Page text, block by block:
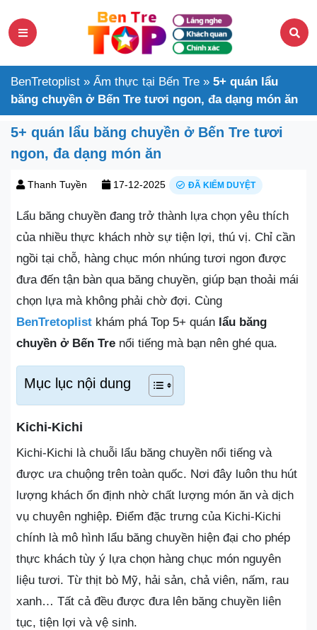
BenTretoplist » Ẩm thực tại Bến Tre » 5+ quán lẩu
băng chuyền ở Bến Tre tươi ngon, đa dạng món ăn
5+ quán lẩu băng chuyền ở Bến Tre tươi
ngon, đa dạng món ăn
Thanh Tuyền 17-12-2025 ĐÃ KIỂM DUYỆT
Lẩu băng chuyền đang trở thành lựa chọn yêu thích
của nhiều thực khách nhờ sự tiện lợi, thú vị. Chỉ cần
ngồi tại chỗ, hàng chục món nhúng tươi ngon được
đưa đến tận bàn qua băng chuyền, giúp bạn thoải mái
chọn lựa mà không phải chờ đợi. Cùng
BenTretoplist khám phá Top 5+ quán lẩu băng
chuyền ở Bến Tre nổi tiếng mà bạn nên ghé qua.
Mục lục nội dung
Kichi-Kichi
Kichi-Kichi là chuỗi lẩu băng chuyền nổi tiếng và
được ưa chuộng trên toàn quốc. Nơi đây luôn thu hút
lượng khách ổn định nhờ chất lượng món ăn và dịch
vụ chuyên nghiệp. Điểm đặc trưng của Kichi-Kichi
chính là mô hình lẩu băng chuyền hiện đại cho phép
thực khách tùy ý lựa chọn hàng chục món nguyên
liệu tươi. Từ thịt bò Mỹ, hải sản, chả viên, nấm, rau
xanh… Tất cả đều được đưa lên băng chuyền liên
tục, tiện lợi và vệ sinh.